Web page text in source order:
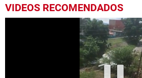
VIDEOS RECOMENDADOS